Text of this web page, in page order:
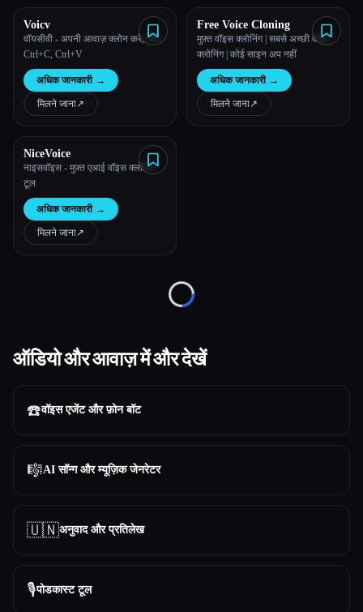
सभी श्रेणियाँ
हमारे बारे में
Esc
Voicv
वॉयसीवी - अपनी आवाज़ क्लोन करें, जैसे
Ctrl+C, Ctrl+V
अधिक जानकारी →
मिलने जाना↗︎
Free Voice Cloning
मुफ़्त वॉइस क्लोनिंग | सबसे अच्छी वॉइस
क्लोनिंग | कोई साइन अप नहीं
अधिक जानकारी →
मिलने जाना↗︎
NiceVoice
नाइसवॉइस - मुफ़्त एआई वॉइस क्लोनिंग
टूल
अधिक जानकारी →
मिलने जाना↗︎
Loading...
ऑडियो और आवाज़ में और देखें
☎️वॉइस एजेंट और फ़ोन बॉट
🎼AI सॉन्ग और म्यूज़िक जेनरेटर
🇺🇳अनुवाद और प्रतिलेख
🎙️पोडकास्ट टूल